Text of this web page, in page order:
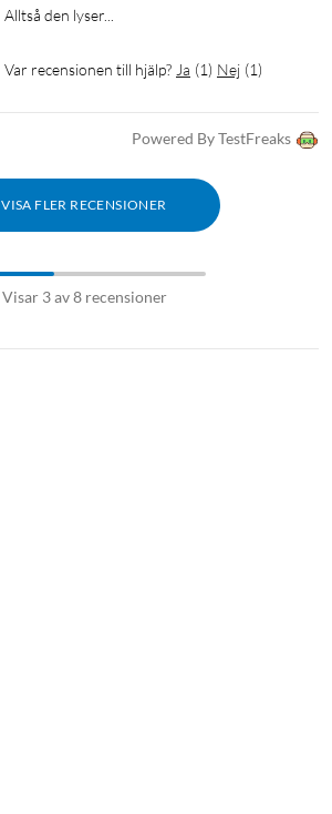
Alltså den lyser...
Var recensionen till hjälp? Ja (1) Nej (1)
Powered By TestFreaks
VISA FLER RECENSIONER
Visar 3 av 8 recensioner